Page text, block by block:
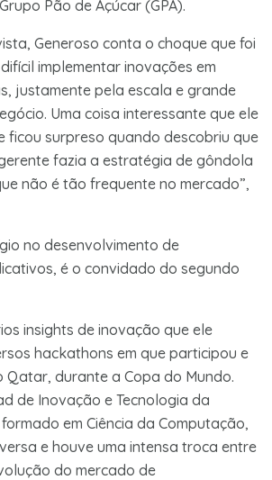
Pão de Açúcar (GPA).
Generoso conta o choque que foi
implementar inovações em
justamente pela escala e grande
Uma coisa interessante que ele
ficou surpreso quando descobriu que
fazia a estratégia de gôndola
não é tão frequente no mercado”,
no desenvolvimento de
é o convidado do segundo
insights de inovação que ele
hackathons em que participou e
Qatar, durante a Copa do Mundo.
de Inovação e Tecnologia da
em Ciência da Computação,
e houve uma intensa troca entre
do mercado de